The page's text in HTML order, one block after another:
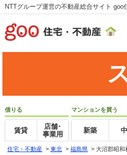
NTTグループ運営の不動産総合サイト goo
借りる
賃貸
店舗･
事業用
マンションを買う
新築
住宅・不動産 > 東北 > 福島県 > 大沼郡昭和